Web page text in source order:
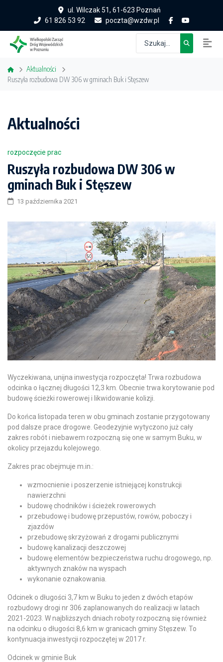
ul. Wilczak 51, 61-623 Poznań
61 826 53 92
poczta@wzdw.pl
Aktualności
Ruszyła rozbudowa DW 306 w gminach Buk i Stęszew
Aktualności
rozpoczęcie prac
Ruszyła rozbudowa DW 306 w
gminach Buk i Stęszew
13 października 2021
Wyczekiwana, unijna inwestycja rozpoczęta! Trwa rozbudowa
odcinka o łącznej długości 12,3 km. Obecnie trwa korytowanie pod
budowę ścieżki rowerowej i likwidowanie kolizji.
Do końca listopada teren w obu gminach zostanie przygotowany
pod dalsze prace drogowe. Geodezyjnie wytyczono już cały
zakres robót i niebawem rozpoczną się one w samym Buku, w
okolicy przejazdu kolejowego.
Zakres prac obejmuje m.in.:
wzmocnienie i poszerzenie istniejącej konstrukcji
nawierzchni
budowę chodników i ścieżek rowerowych
przebudowę i budowę przepustów, rowów, poboczy i
zjazdów
przebudowę skrzyżowań z drogami publicznymi
budowę kanalizacji deszczowej
budowę elementów bezpieczeństwa ruchu drogowego, np.
aktywnych znaków na wyspach
wykonanie oznakowania.
Odcinek o długości 3,7 km w Buku to jeden z dwóch etapów
rozbudowy drogi nr 306 zaplanowanych do realizacji w latach
2021-2023. W najbliższych dniach roboty rozpoczną się również
na odcinku o długości 8,6 km w granicach gminy Stęszew. To
kontynuacja inwestycji rozpoczętej w 2017 r.
Odcinek w gminie Buk